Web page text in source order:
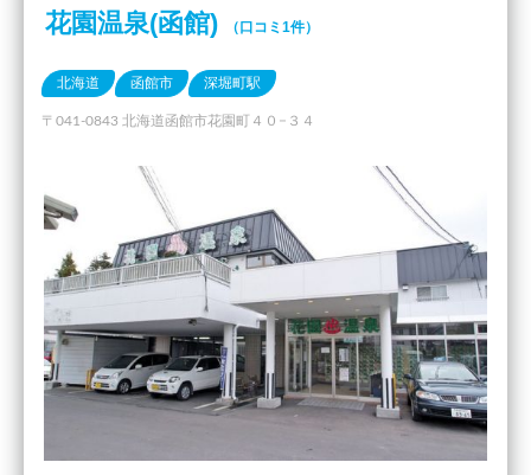
花園温泉(函館) （口コミ1件）
北海道 函館市 深堀町駅
〒041-0843 北海道函館市花園町４０−３４